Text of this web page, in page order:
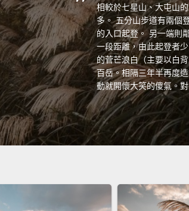
相較於七星山、大屯山
多。 五分山步道有兩個
的入口起登。 另一端則
一段距離，由此起登者
的菅芒浪白（主要以白
百岳。相隔三年半再度
動就開懷大笑的傻氣。